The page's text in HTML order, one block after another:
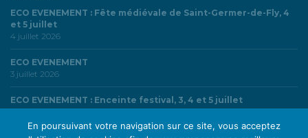
ECO EVENEMENT : Fête médiévale de Saint-Germer-de-Fly, 4
et 5 juillet
4 juillet 2026
ECO EVENEMENT
3 juillet 2026
ECO EVENEMENT : Enceinte festival, 3, 4 et 5 juillet
3 juillet 2026
En poursuivant votre navigation sur ce site, vous acceptez